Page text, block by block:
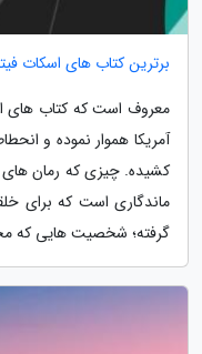
برترین کتاب های اسکات
معروف است که کتاب های
کشیده. چیزی که رمان
ماندگاری است که برای
گرفته؛ شخصیت هایی که